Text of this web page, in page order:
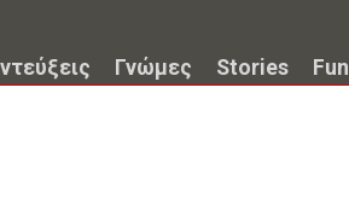
Γνώμες Stories Fun